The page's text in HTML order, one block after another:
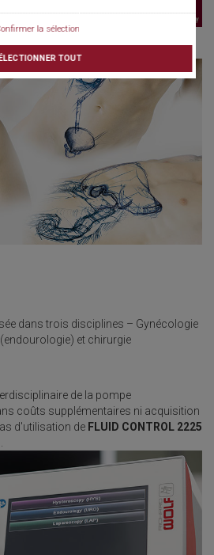
la sélection
TOUT
dans trois disciplines – Gynécologie
et chirurgie
de la pompe
coûts supplémentaires ni acquisition
d'utilisation de FLUID CONTROL 2225